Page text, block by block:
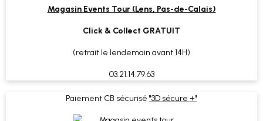
Magasin Events Tour (Lens, Pas-de-Calais)
Click & Collect GRATUIT
(retrait le lendemain avant 14H)
03.21.14.79.63
Paiement CB sécurisé "3D sécure +"